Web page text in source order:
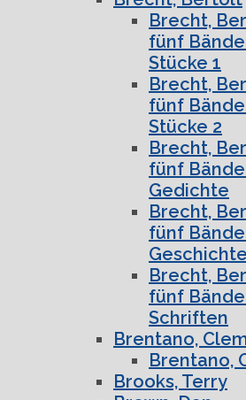
Brecht,
fünf
Stücke 1
Brecht,
fünf
Stücke 2
Brecht,
fünf
Gedichte
Brecht,
fünf
Brecht,
fünf
Schriften
Brentano,
Brentano,
Brooks, Terry